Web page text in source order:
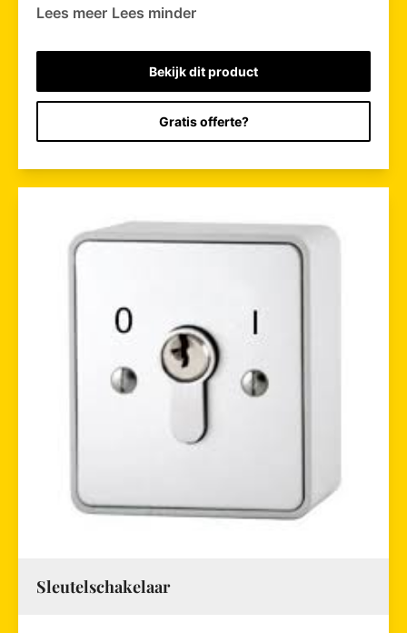
Lees meer Lees minder
Bekijk dit product
Gratis offerte?
Sleutelschakelaar